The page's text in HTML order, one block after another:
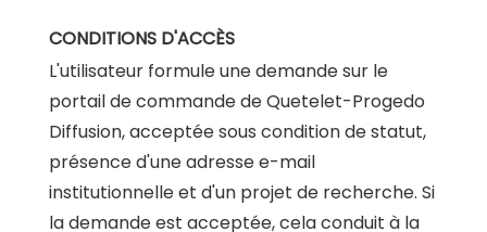
CONDITIONS D'ACCÈS
L'utilisateur formule une demande sur le
portail de commande de Quetelet-Progedo
Diffusion, acceptée sous condition de statut,
présence d'une adresse e-mail
institutionnelle et d'un projet de recherche. Si
la demande est acceptée, cela conduit à la